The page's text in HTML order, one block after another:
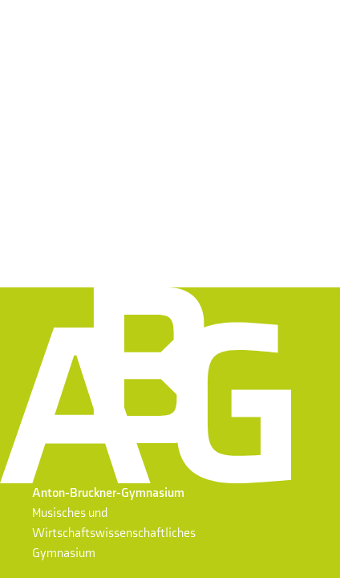
Anton-Bruckner-Gymnasium
Musisches und
Wirtschaftswissenschaftliches
Gymnasium